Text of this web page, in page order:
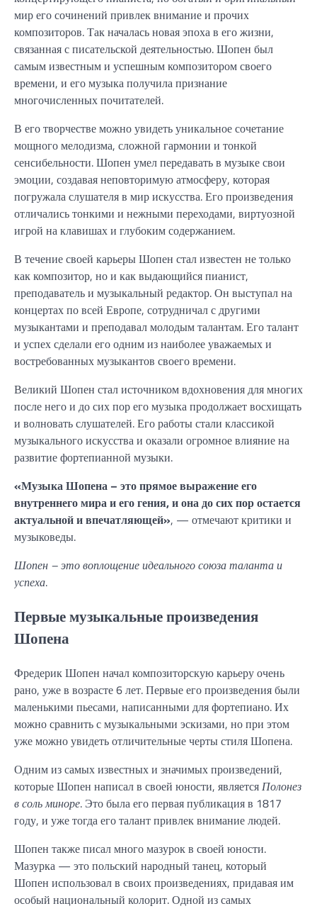
мир его сочинений привлек внимание и прочих
композиторов. Так началась новая эпоха в его жизни,
связанная с писательской деятельностью. Шопен был
самым известным и успешным композитором своего
времени, и его музыка получила признание
многочисленных почитателей.
В его творчестве можно увидеть уникальное сочетание
мощного мелодизма, сложной гармонии и тонкой
сенсибельности. Шопен умел передавать в музыке свои
эмоции, создавая неповторимую атмосферу, которая
погружала слушателя в мир искусства. Его произведения
отличались тонкими и нежными переходами, виртуозной
игрой на клавишах и глубоким содержанием.
В течение своей карьеры Шопен стал известен не только
как композитор, но и как выдающийся пианист,
преподаватель и музыкальный редактор. Он выступал на
концертах по всей Европе, сотрудничал с другими
музыкантами и преподавал молодым талантам. Его талант
и успех сделали его одним из наиболее уважаемых и
востребованных музыкантов своего времени.
Великий Шопен стал источником вдохновения для многих
после него и до сих пор его музыка продолжает восхищать
и волновать слушателей. Его работы стали классикой
музыкального искусства и оказали огромное влияние на
развитие фортепианной музыки.
«Музыка Шопена – это прямое выражение его
внутреннего мира и его гения, и она до сих пор остается
актуальной и впечатляющей», — отмечают критики и
музыковеды.
Шопен – это воплощение идеального союза таланта и
успеха.
Первые музыкальные произведения
Шопена
Фредерик Шопен начал композиторскую карьеру очень
рано, уже в возрасте 6 лет. Первые его произведения были
маленькими пьесами, написанными для фортепиано. Их
можно сравнить с музыкальными эскизами, но при этом
уже можно увидеть отличительные черты стиля Шопена.
Одним из самых известных и значимых произведений,
которые Шопен написал в своей юности, являетсяПолонез
в соль миноре. Это была его первая публикация в 1817
году, и уже тогда его талант привлек внимание людей.
Шопен также писал много мазурок в своей юности.
Мазурка — это польский народный танец, который
Шопен использовал в своих произведениях, придавая им
особый национальный колорит. Одной из самых